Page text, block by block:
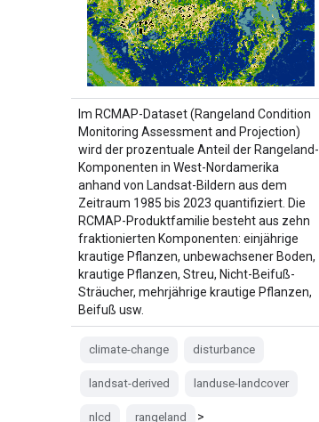
Im RCMAP-Dataset (Rangeland Condition
Monitoring Assessment and Projection)
wird der prozentuale Anteil der Rangeland-
Komponenten in West-Nordamerika
anhand von Landsat-Bildern aus dem
Zeitraum 1985 bis 2023 quantifiziert. Die
RCMAP-Produktfamilie besteht aus zehn
fraktionierten Komponenten: einjährige
krautige Pflanzen, unbewachsener Boden,
krautige Pflanzen, Streu, Nicht-Beifuß-
Sträucher, mehrjährige krautige Pflanzen,
Beifuß usw.
climate-change disturbance
landsat-derived landuse-landcover
nlcd rangeland >